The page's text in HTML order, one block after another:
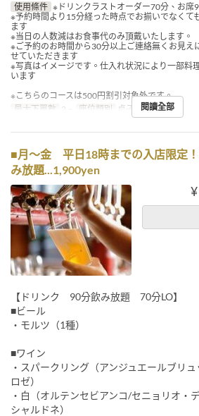
使用條件 ※ドリンクラストオーダー70分、お席
※予約時間より15分経った時点でお揃いでなくて
ます
※当日の人数減はお食事代のみ頂戴いたします。
※ご予約のお時間から30分以上ご連絡無くお見え
せていただきます
※写真はイメージです。仕入れ状況により一部料
います
※こちらのコースは500円割引対象外です。
最大下單數 2 ~ 座位類別 桌子, 櫃檯閱讀全部
■月〜金 平日18時までの入店限定
み放題...1,900yen
【ドリンク 90分飲み放題 70分LO】
■ビール
・モルツ（1種）
■ワイン
・スパークリング（アンジュエールブリ
ロゼ）
・白（オルテンセビアンコ/セニョリオ・
シャルドネ）